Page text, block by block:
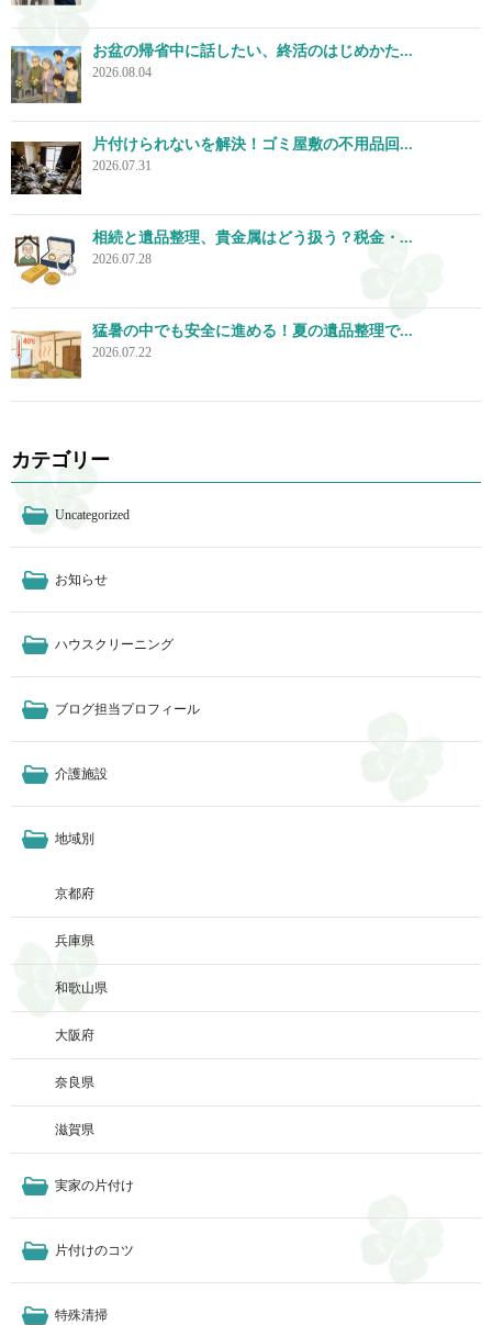
お盆の帰省中に話したい、終活のはじめかた...
2026.08.04
片付けられないを解決！ゴミ屋敷の不用品回...
2026.07.31
相続と遺品整理、貴金属はどう扱う？税金・...
2026.07.28
猛暑の中でも安全に進める！夏の遺品整理で...
2026.07.22
カテゴリー
Uncategorized
お知らせ
ハウスクリーニング
ブログ担当プロフィール
介護施設
地域別
京都府
兵庫県
和歌山県
大阪府
奈良県
滋賀県
実家の片付け
片付けのコツ
特殊清掃